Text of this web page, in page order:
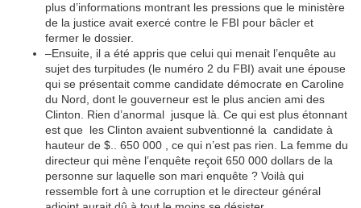
plus d’informations montrant les pressions que le ministère
de la justice avait exercé contre le FBI pour bâcler et
fermer le dossier.
–Ensuite, il a été appris que celui qui menait l’enquête au
sujet des turpitudes (le numéro 2 du FBI) avait une épouse
qui se présentait comme candidate démocrate en Caroline
du Nord, dont le gouverneur est le plus ancien ami des
Clinton. Rien d’anormal jusque là. Ce qui est plus étonnant
est que les Clinton avaient subventionné la candidate à
hauteur de $.. 650 000 , ce qui n’est pas rien. La femme du
directeur qui mène l’enquête reçoit 650 000 dollars de la
personne sur laquelle son mari enquête ? Voilà qui
ressemble fort à une corruption et le directeur général